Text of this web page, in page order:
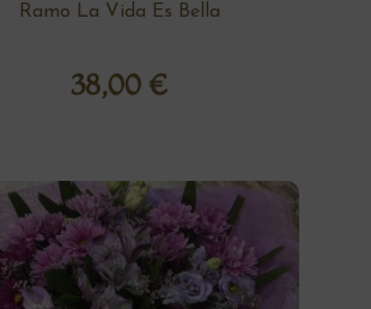
Ramo La Vida Es Bella
38,00 €